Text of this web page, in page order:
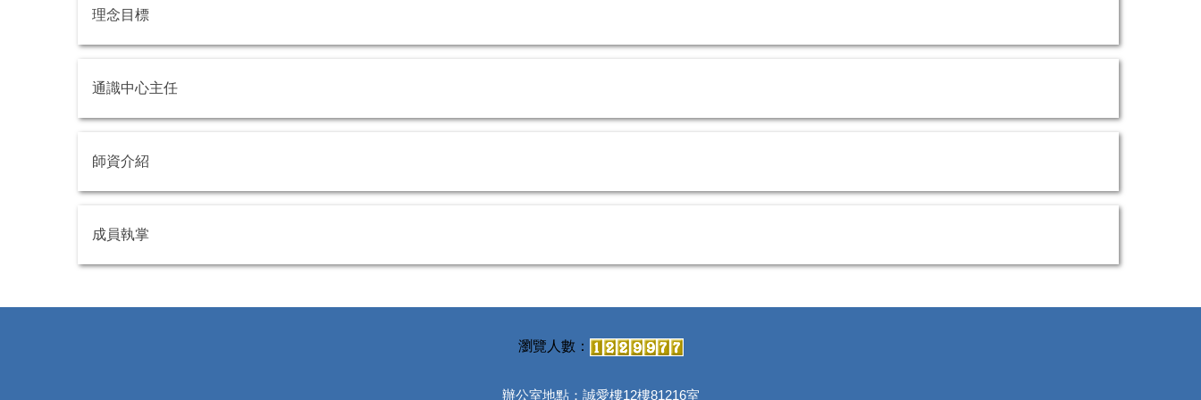
理念目標
通識中心主任
師資介紹
成員執掌
辦公室地點：誠愛樓12樓81216室